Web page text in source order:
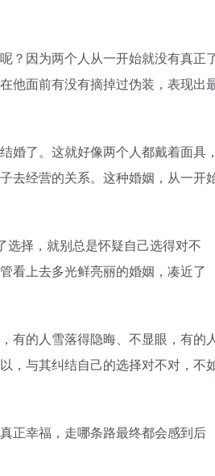
因为两个人从一开始就没有真正
他面前有没有摘掉过伪装，表现出
了。这就好像两个人都戴着面具，
去经营的关系。这种婚姻，从一开
择，就别总是怀疑自己选得对不
看上去多光鲜亮丽的婚姻，凑近了
的人雪落得隐晦、不显眼，有的
，与其纠结自己的选择对不对，不
幸福，走哪条路最终都会感到后